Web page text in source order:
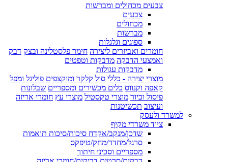
צבעים מכחולים ומברשות
צבעים
מכחולים
מברשות
ספוגים וגלגלות
חומרים ואביזרים ליצירה חימר פלסטלינה ובצק דבק
ואמצעי הדבקה מדבקות וטפטים
מדבקות עגולות
מוצרי יצירה - כללי סול קלקר ומוקצפים פוליגל ומפל
קאפה וקנווס כלים מכשירים ומספריים שבלונות
פיסול וכיור מוצרי טקסטיל מוצרי עץ חומרי אריזה
ועיצוב תכשיטנות
למשרד ולעסק
ציוד משרדי מקיף
שדכן/מנקב/אקדח סיכות/סיכות תואמות
סרגל/מחדד/מחק/טיפקס
מספריים וסכיני חיתוך